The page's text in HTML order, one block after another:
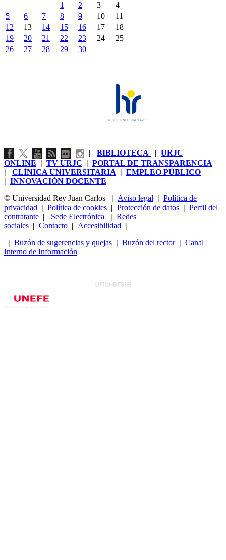
1
2 3
4
5
6 7 8 9 10
11
12
13 14 15 16 17
18
19
20 21 22 23 24
25
26
27 28 29 30
| BIBLIOTECA | URJC
ONLINE | TV URJC | PORTAL DE TRANSPARENCIA
| CLÍNICA UNIVERSITARIA | EMPLEO PÚBLICO
| INNOVACIÓN DOCENTE
© Universidad Rey Juan Carlos
| Aviso legal | Política de
privacidad | Política de cookies | Protección de datos | Perfil del
contratante | Sede Electrónica | Redes
sociales | Contacto | Accesibilidad |
| Buzón de sugerencias y quejas | Buzón del rector| Canal
Interno de Información